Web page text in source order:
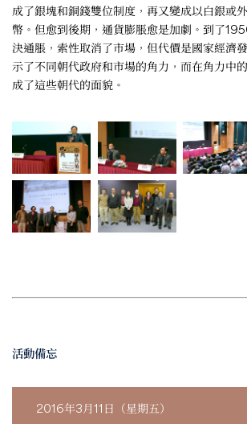
成了銀塊和銅錢雙位制度，再又變成以白銀或
幣。但愈到後期，通貨膨脹愈是加劇。到了
決通脹，索性取消了市場，但代價是國家經濟
示了不同朝代政府和市場的角力，而在角力中
成了這些朝代的面貌。
活動備忘
2016年3月11日（星期五）